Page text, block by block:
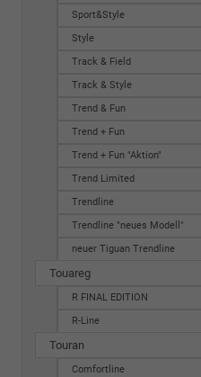
Sport&Style
Style
Track & Field
Track & Style
Trend & Fun
Trend + Fun
Trend + Fun "Aktion"
Trend Limited
Trendline
Trendline "neues Modell"
neuer Tiguan Trendline
Touareg
R FINAL EDITION
R-Line
Touran
Comfortline